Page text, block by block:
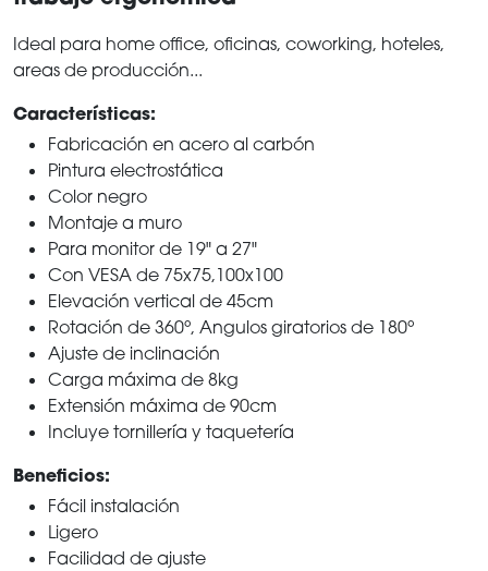
Ideal para home office, oficinas, coworking, hoteles,
areas de producción...
Características:
Fabricación en acero al carbón
Pintura electrostática
Color negro
Montaje a muro
Para monitor de 19" a 27"
Con VESA de 75x75,100x100
Elevación vertical de 45cm
Rotación de 360º, Angulos giratorios de 180º
Ajuste de inclinación
Carga máxima de 8kg
Extensión máxima de 90cm
Incluye tornillería y taquetería
Beneficios:
Fácil instalación
Ligero
Facilidad de ajuste